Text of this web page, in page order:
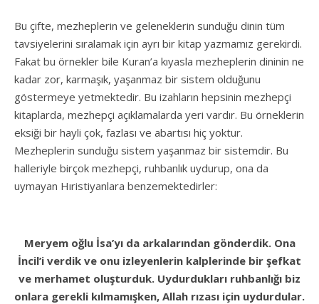
Bu çifte, mezheplerin ve geleneklerin sunduğu dinin tüm
tavsiyelerini sıralamak için ayrı bir kitap yazmamız gerekirdi.
Fakat bu örnekler bile Kuran’a kıyasla mezheplerin dininin ne
kadar zor, karmaşık, yaşanmaz bir sistem olduğunu
göstermeye yetmektedir. Bu izahların hepsinin mezhepçi
kitaplarda, mezhepçi açıklamalarda yeri vardır. Bu örneklerin
eksiği bir hayli çok, fazlası ve abartısı hiç yoktur.
Mezheplerin sunduğu sistem yaşanmaz bir sistemdir. Bu
halleriyle birçok mezhepçi, ruhbanlık uydurup, ona da
uymayan Hıristiyanlara benzemektedirler:
Meryem oğlu İsa’yı da arkalarından gönderdik. Ona
İncil’i verdik ve onu izleyenlerin kalplerinde bir şefkat
ve merhamet oluşturduk. Uydurdukları ruhbanlığı biz
onlara gerekli kılmamışken, Allah rızası için uydurdular.